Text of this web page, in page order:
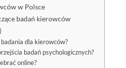
w Polsce
badań kierowców
dla kierowców?
badań psychologicznych?
online?